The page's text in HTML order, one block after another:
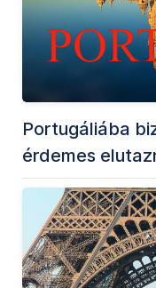
Portugáliába
érdemes